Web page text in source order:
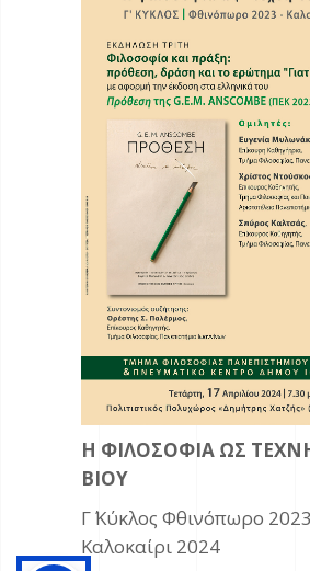
Η ΦΙΛΟΣΟΦΙΑ ΩΣ
ΒΙΟΥ
Γ΄ Κύκλος Φθινόπωρο
Καλοκαίρι 2024